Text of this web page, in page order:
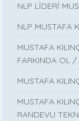
NLP LİDERİ
NLP MUSTAFA
MUSTAFA
FARKINDA OL /
MUSTAFA
MUSTAFA
RANDEVU